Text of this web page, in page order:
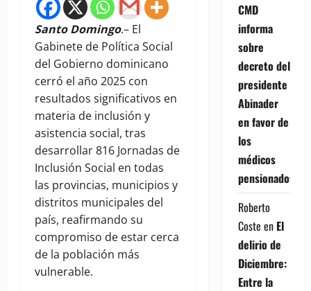
Santo Domingo.– El
Gabinete de Política Social
del Gobierno dominicano
cerró el año 2025 con
resultados significativos en
materia de inclusión y
asistencia social, tras
desarrollar 816 Jornadas de
Inclusión Social en todas
las provincias, municipios y
distritos municipales del
país, reafirmando su
compromiso de estar cerca
de la población más
vulnerable.
CMD
informa
sobre
decreto del
presidente
Abinader
en favor de
los
médicos
pensionados
Roberto
Coste en El
delirio de
Diciembre:
Entre la